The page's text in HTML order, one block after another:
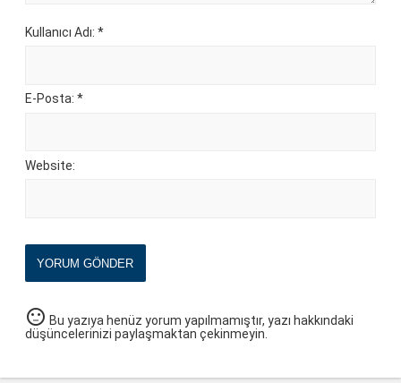
Kullanıcı Adı: *
E-Posta: *
Website:
YORUM GÖNDER
sentiment_neutral Bu yazıya henüz yorum yapılmamıştır, yazı hakkındaki
düşüncelerinizi paylaşmaktan çekinmeyin.